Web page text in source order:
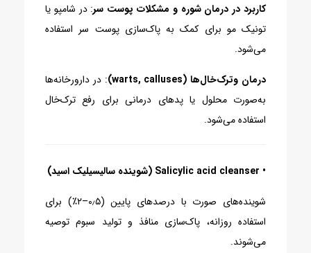
کاربرد در درمان شوره و مشکلات پوست سر: در شامپو یا
تونیک مو برای کمک به پاک‌سازی پوست سر استفاده
می‌شود.
درمان وترک‌خال‌ها (warts, calluses)
: در دارورخانه‌ها
به‌صورت محلول یا پدهای درمانی برای رفع ترک‌خال
استفاده می‌شود.
• Salicylic acid cleanser (شوینده سالیسیلیک اسید)
شوینده‌های صورت با درصدهای پایین (۰٫۵–۲٪) برای
استفاده روزانه، پاک‌سازی منافذ و تولید سبوم توصیه
می‌شوند.